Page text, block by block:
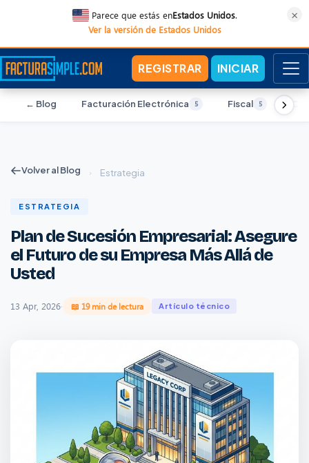
Parece que estás enEstados Unidos.
Ver la versión de Estados Unidos
×
REGISTRAR INICIAR
← Blog Facturación Electrónica 5 Fiscal 5
Volver al Blog › Estrategia
ESTRATEGIA
Plan de Sucesión Empresarial: Asegure
el Futuro de su Empresa Más Allá de
Usted
13 Apr, 2026· 📖 19 min de lectura Artículo técnico